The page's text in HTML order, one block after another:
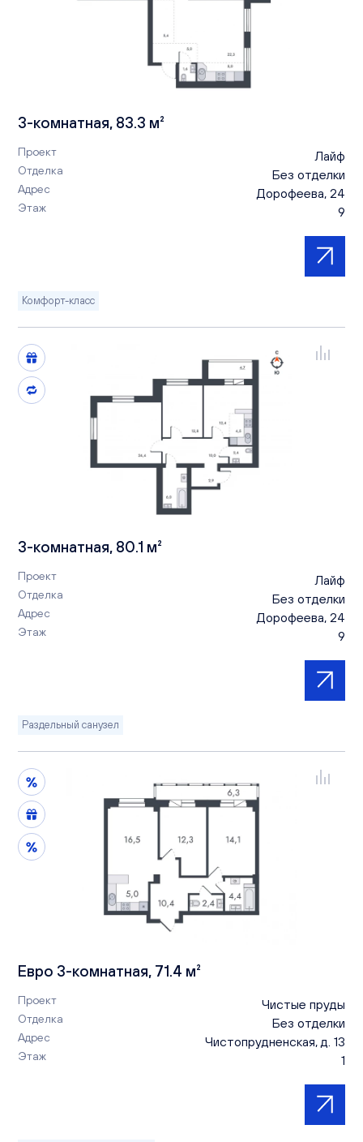
3-комнатная, 83.3 м²
Проект Лайф
Отделка Без отделки
Адрес Дорофеева, 24
Этаж 9
Комфорт-класс
3-комнатная, 80.1 м²
Проект Лайф
Отделка Без отделки
Адрес Дорофеева, 24
Этаж 9
Раздельный санузел
Евро 3-комнатная, 71.4 м²
Проект Чистые пруды
Отделка Без отделки
Адрес Чистопрудненская, д. 13
Этаж 1